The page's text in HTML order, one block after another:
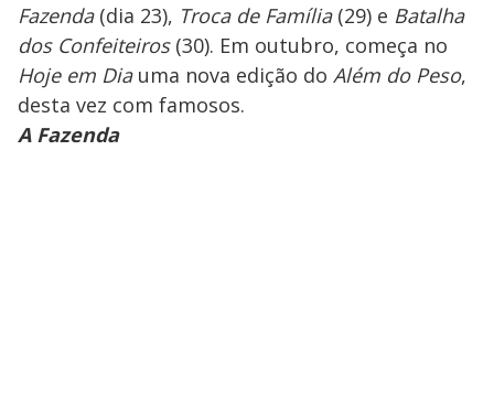
Fazenda(dia 23), Troca de Família(29) e Batalha
dos Confeiteiros (30). Em outubro, começa no
Hoje em Diauma nova edição do Além do Peso,
desta vez com famosos.
A Fazenda